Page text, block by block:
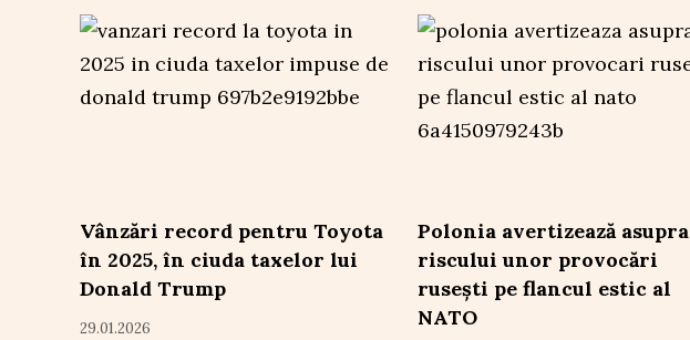
Vânzări record pentru Toyota
în 2025, în ciuda taxelor lui
Donald Trump
29.01.2026
Polonia avertizează asupra
riscului unor provocări
rusești pe flancul estic al
NATO